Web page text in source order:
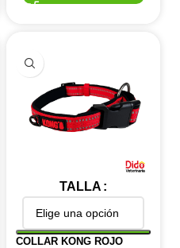
TALLA
COLLAR KONG ROJO